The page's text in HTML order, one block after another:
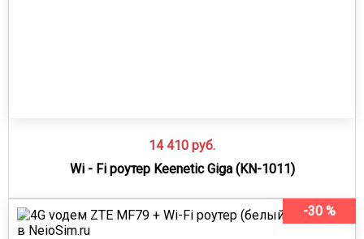
14 410 руб.
Wi - Fi роутер Keenetic Giga (KN-1011)
-30 %